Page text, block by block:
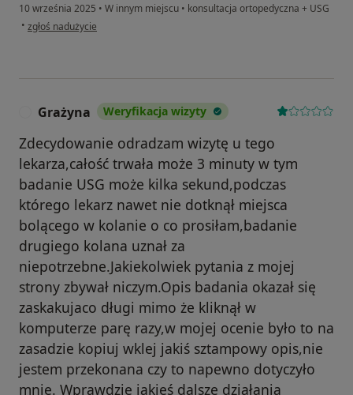
10 września 2025 • W innym miejscu • konsultacja ortopedyczna + USG
• w opinii użytkownika Klaudia
zgłoś nadużycie
Grażyna Weryfikacja wizyty
Zdecydowanie odradzam wizytę u tego
lekarza,całość trwała może 3 minuty w tym
badanie USG może kilka sekund,podczas
którego lekarz nawet nie dotknął miejsca
bolącego w kolanie o co prosiłam,badanie
drugiego kolana uznał za
niepotrzebne.Jakiekolwiek pytania z mojej
strony zbywał niczym.Opis badania okazał się
zaskakujaco długi mimo że kliknął w
komputerze parę razy,w mojej ocenie było to na
zasadzie kopiuj wklej jakiś sztampowy opis,nie
jestem przekonana czy to napewno dotyczyło
mnie. Wprawdzie jakieś dalsze działania